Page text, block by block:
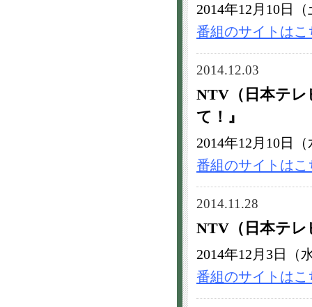
2014年12月10日
番組のサイトはこ
2014.12.03
NTV（日本テ
て！』
2014年12月10日
番組のサイトはこ
2014.11.28
NTV（日本テ
2014年12月3日（
番組のサイトはこ